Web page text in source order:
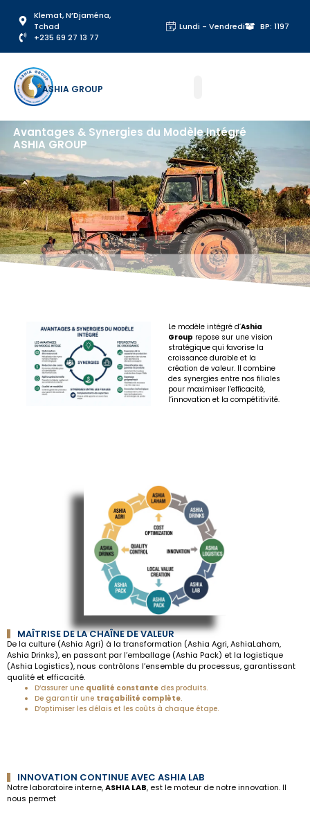
Klemat, N’Djaména,
Tchad
‪+235 69 27 13 77‬
Lundi - Vendredi BP: 1197
ASHIA GROUP
Avantages & Synergies du Modèle Intégré
ASHIA GROUP
Le modèle intégré d’Ashia
Group repose sur une vision
stratégique qui favorise la
croissance durable et la
création de valeur. Il combine
des synergies entre nos filiales
pour maximiser l’efficacité,
l’innovation et la compétitivité.
MAÎTRISE DE LA CHAÎNE DE VALEUR
De la culture (Ashia Agri) à la transformation (Ashia Agri, AshiaLaham,
Ashia Drinks), en passant par l’emballage (Ashia Pack) et la logistique
(Ashia Logistics), nous contrôlons l’ensemble du processus, garantissant
qualité et efficacité.
D’assurer une qualité constante des produits.
De garantir une traçabilité complète.
D’optimiser les délais et les coûts à chaque étape.
INNOVATION CONTINUE AVEC ASHIA LAB
Notre laboratoire interne,ASHIA LAB, est le moteur de notre innovation. Il
nous permet